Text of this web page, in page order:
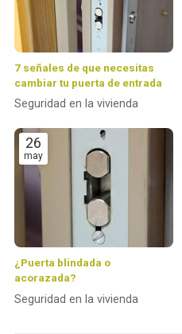
7 señales de que necesitas
cambiar tu puerta de entrada
Seguridad en la vivienda
26
may
¿Puerta blindada o
acorazada?
Seguridad en la vivienda